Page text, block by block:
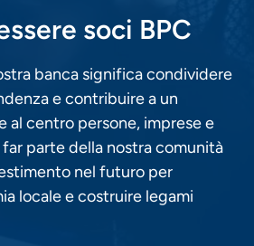
soci BPC
banca significa condividere
e contribuire a un
centro persone, imprese e
parte della nostra comunità
nel futuro per
locale e costruire legami